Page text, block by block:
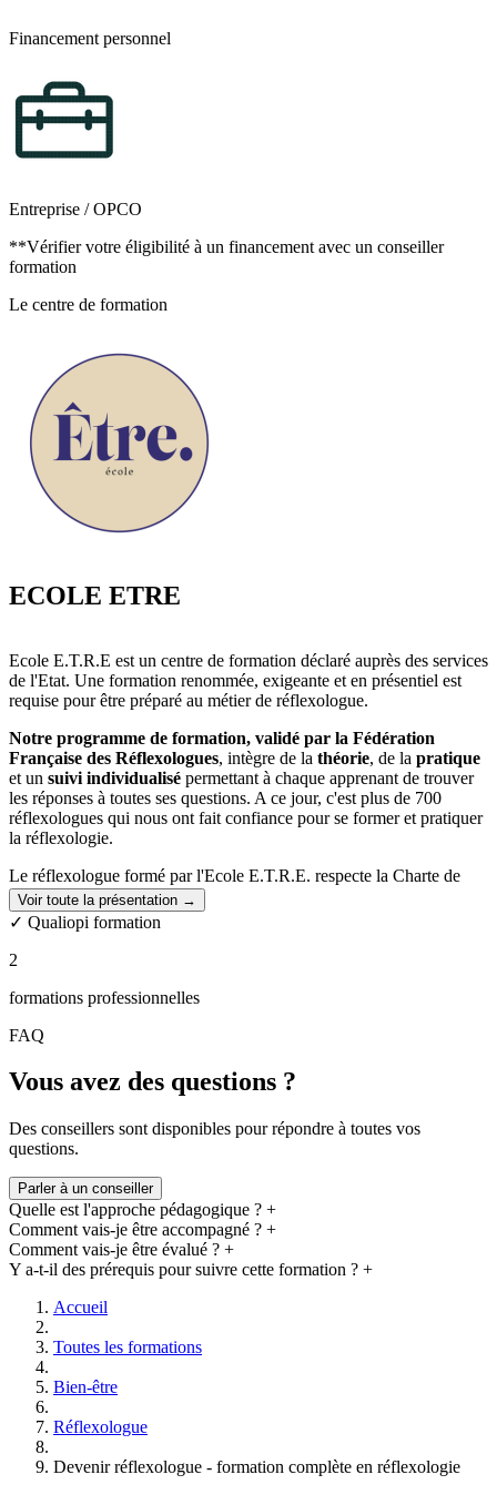
Financement personnel
Entreprise / OPCO
**Vérifier votre éligibilité à un financement avec un conseiller
formation
Le centre de formation
ECOLE ETRE
Ecole E.T.R.E est un centre de formation déclaré auprès des services
de l'Etat. Une formation renommée, exigeante et en présentiel est
requise pour être préparé au métier de réflexologue.
Notre programme de formation, validé par la Fédération
Française des Réflexologues, intègre de la théorie, de la pratique
et un suivi individualisé permettant à chaque apprenant de trouver
les réponses à toutes ses questions. A ce jour, c'est plus de 700
réflexologues qui nous ont fait confiance pour se former et pratiquer
la réflexologie.
Le réflexologue formé par l'Ecole E.T.R.E. respecte la Charte de
Déontologie et les critères de la norme AFNOR S99-807.
99% des personnes ayant validé le cursus jugent la formation
très satisfaisante
Nos valeurs :
leur projet de formation.
permettront de faire le point dans leur processus d'apprentissage
théorique et pratique.
Bienveillance
La réussite de votre projetest au cœur de notre action de
formation. Labonne ambiance de travail
vous permet d'optimiser
l'intégration de l'ensemble connaissances à acquérir. Les projets et
apprentissage
Pratique
La réflexologie est un métier du toucher, la
nécessaire pour acquérir un bon savoir-faire.
Une grande partie de la formation est consacrée à l'
perfectionnement des manipulations et techniques.
Voir toute la présentation →
✓ Qualiopi formation
2
formations professionnelles
FAQ
Vous avez des questions ?
Des conseillers sont disponibles pour répondre à toutes vos
questions.
Parler à un conseiller
Quelle est l'approche pédagogique ? +
Comment vais-je être accompagné ? +
Comment vais-je être évalué ? +
Y a-t-il des prérequis pour suivre cette formation ? +
Accueil
Toutes les formations
Bien-être
Réflexologue
Devenir réflexologue - formation complète en réflexologie